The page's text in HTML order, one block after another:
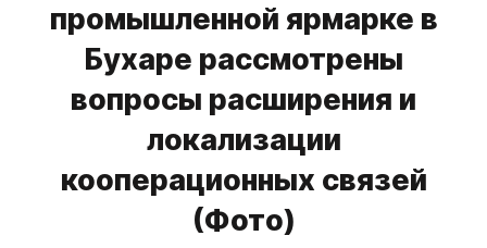
промышленной ярмарке в
Бухаре рассмотрены
вопросы расширения и
локализации
кооперационных связей
(Фото)